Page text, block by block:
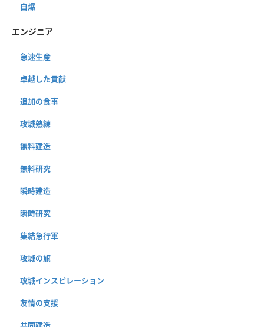
自爆
エンジニア
急速生産
卓越した貢献
追加の食事
攻城熟練
無料建造
無料研究
瞬時建造
瞬時研究
集結急行軍
攻城の旗
攻城インスピレーション
友情の支援